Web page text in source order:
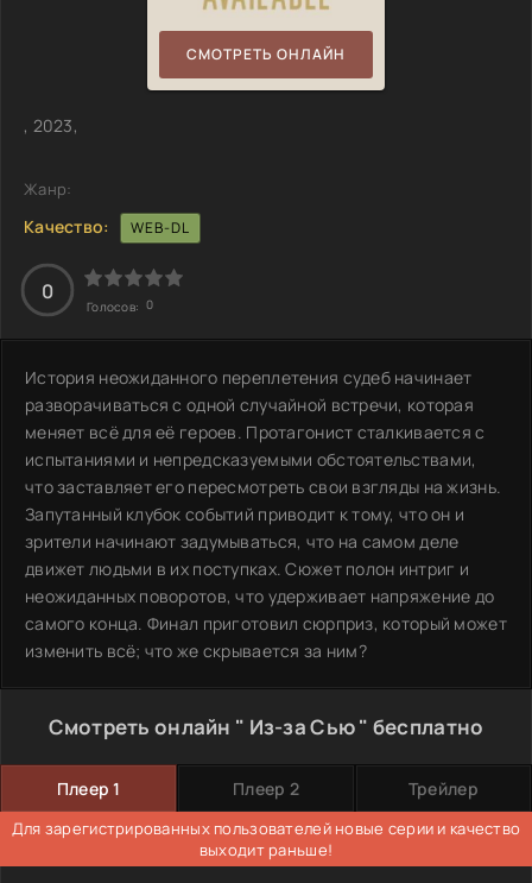
СМОТРЕТЬ ОНЛАЙН
, 2023,
Жанр:
Качество: WEB-DL
0
Голосов: 0
История неожиданного переплетения судеб начинает
разворачиваться с одной случайной встречи, которая
меняет всё для её героев. Протагонист сталкивается с
испытаниями и непредсказуемыми обстоятельствами,
что заставляет его пересмотреть свои взгляды на жизнь.
Запутанный клубок событий приводит к тому, что он и
зрители начинают задумываться, что на самом деле
движет людьми в их поступках. Сюжет полон интриг и
неожиданных поворотов, что удерживает напряжение до
самого конца. Финал приготовил сюрприз, который может
изменить всё; что же скрывается за ним?
Смотреть онлайн " Из-за Сью " бесплатно
Плеер 1 Плеер 2 Трейлер
Для зарегистрированных пользователей новые серии и качество
выходит раньше!